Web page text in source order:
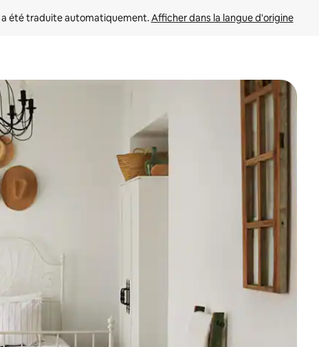
a été traduite automatiquement. Afficher dans la langue d'origine
vers le haut et vers le bas, ou en appuyant dessus et en les